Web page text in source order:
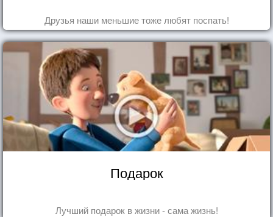
Друзья наши меньшие тоже любят поспать!
Подарок
Лучший подарок в жизни - сама жизнь!